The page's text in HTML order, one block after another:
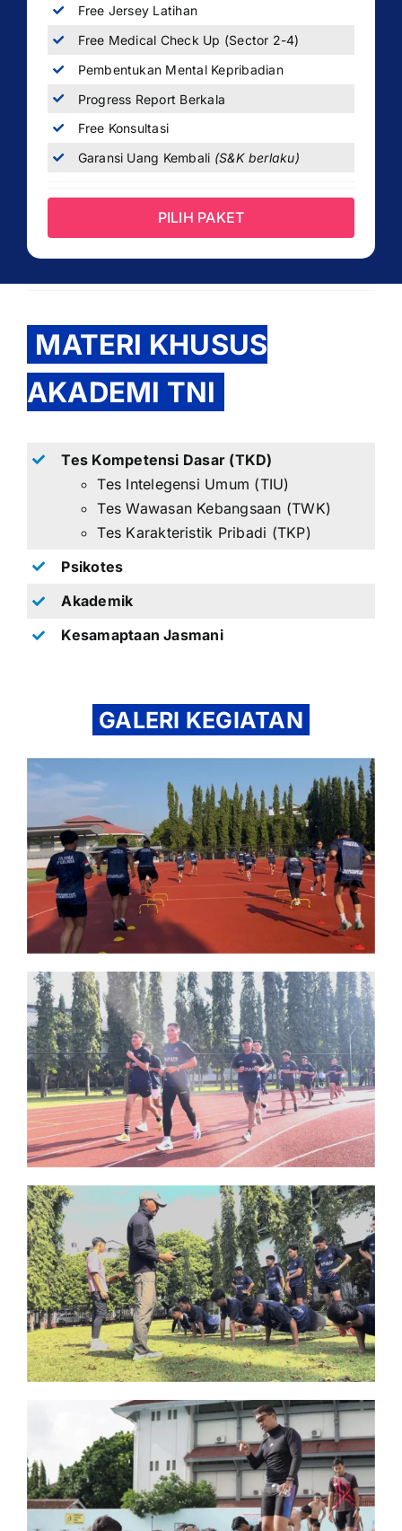
Free Jersey Latihan
Free Medical Check Up (Sector 2-4)
Pembentukan Mental Kepribadian
Progress Report Berkala
Free Konsultasi
Garansi Uang Kembali (S&K berlaku)
PILIH PAKET
MATERI KHUSUS
AKADEMI TNI
Tes Kompetensi Dasar (TKD)
Tes Intelegensi Umum (TIU)
Tes Wawasan Kebangsaan (TWK)
Tes Karakteristik Pribadi (TKP)
Psikotes
Akademik
Kesamaptaan Jasmani
GALERI KEGIATAN